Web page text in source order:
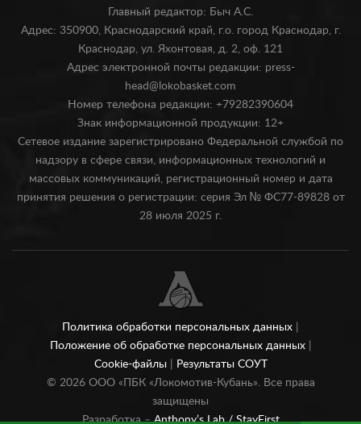
Главный редактор: Быч А.С.
Адрес: 350900, Краснодарский край, г.о. город Краснодар, г.
Краснодар, ул. Яхонтовая, д. 2, оф. 121
Адрес электронной почты редакции: press-
head@lokobasket.com
Номер телефона редакции: +79282390604
Знак информационной продукции: 12+
Сетевое издание зарегистрировано Федеральной службой по
надзору в сфере связи, информационных технологий и
массовых коммуникаций, регистрационный номер и дата
принятия решения о регистрации: серия Эл № ФС77-89828 от
28 июля 2025 г.
Политика обработки персональных данных
Положение об обработке персональных данных
Cookie-файлы
Результаты СОУТ
© 2026ООО «ПБК «Локомотив-Кубань». Все права
защищены
Разработка –Anthony’s Lab /StayFirst